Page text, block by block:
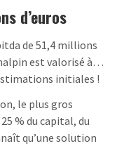
d’euros
de 51,4 millions
est valorisé à…
initiales !
le plus gros
% du capital, du
qu’une solution